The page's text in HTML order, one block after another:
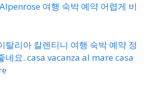
여행 숙박 예약 어렵게 비
탈리아 칼렌티니 여행 숙박 예약 정
네요. casa vacanza al mare casa